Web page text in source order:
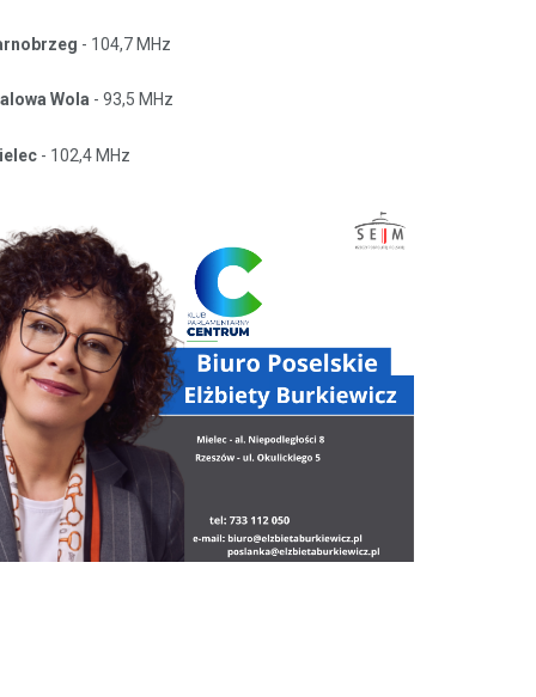
- 104,7 MHz
Wola - 93,5 MHz
- 102,4 MHz